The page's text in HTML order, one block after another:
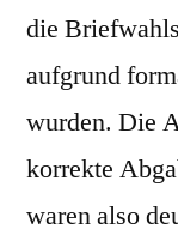
die
aufgrund
wurden. Die
korrekte
waren also